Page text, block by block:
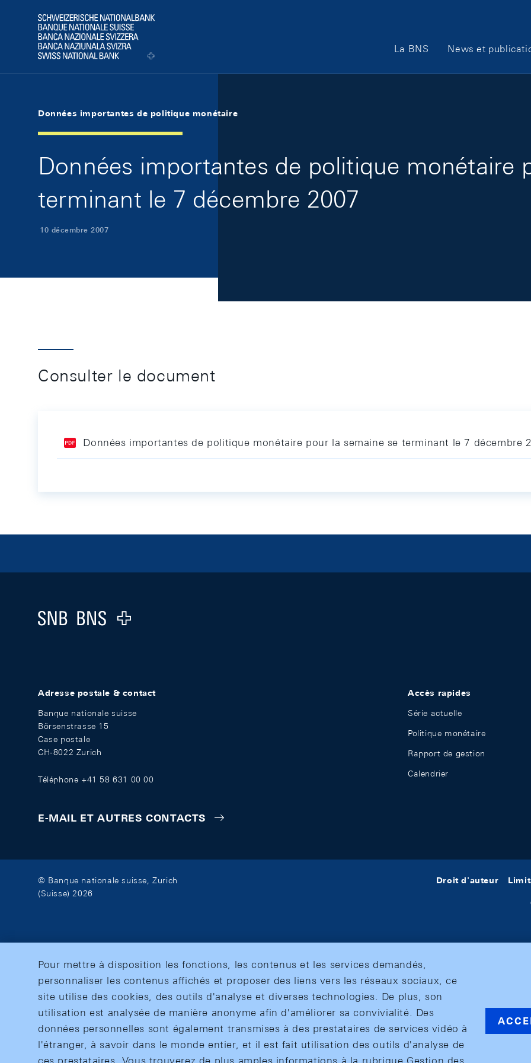
Logo
Main Navigation
La BNS News et
Données importantes de politique monétaire
Données importantes de politique monétaire
terminant le 7 décembre 2007
10 décembre 2007
Consulter le document
Données importantes de politique monétaire pour la semaine se terminant le 7 décembre
Logo
Adresse postale & contact
Banque nationale suisse
Börsenstrasse 15
Case postale
CH-8022 Zurich
Téléphone +41 58 631 00 00
E-MAIL ET AUTRES CONTACTS
Accès rapides
Série actuelle
Politique monétaire
Rapport de gestion
Calendrier
© Banque nationale suisse, Zurich
(Suisse) 2026
Droit d'auteur
Pour mettre à disposition les fonctions, les contenus et les services demandés,
personnaliser les contenus affichés et proposer des liens vers les réseaux sociaux, ce
site utilise des cookies, des outils d'analyse et diverses technologies. De plus, son
utilisation est analysée de manière anonyme afin d'améliorer sa convivialité. Des
données personnelles sont également transmises à des prestataires de services vidéo à
l'étranger, à savoir dans le monde entier, et il est fait utilisation des outils d'analyse de